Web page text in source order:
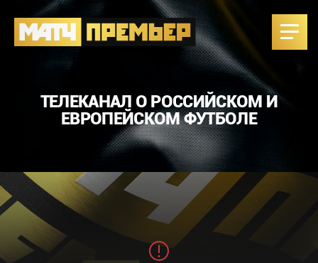
ТЕЛЕКАНАЛ О РОССИЙСКОМ И
ЕВРОПЕЙСКОМ ФУТБОЛЕ